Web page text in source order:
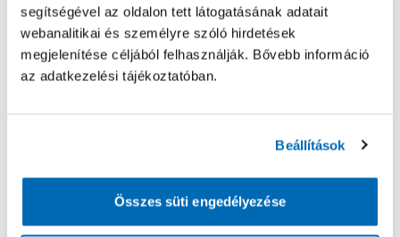
segítségével az oldalon tett látogatásának adatait
webanalitikai és személyre szóló hirdetések
megjelenítése céljából felhasználják. Bővebb információ
az adatkezelési tájékoztatóban.
Beállítások
Összes süti engedélyezése